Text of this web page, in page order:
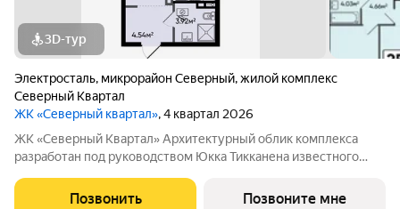
3D-тур
Электросталь, микрорайон Северный,жилой комплекс
Северный Квартал
ЖК «Северный квартал», 4 квартал 2026
ЖК «Северный Квартал» Архитектурный облик комплекса
разработан под руководством Юкка Тикканена известного
сочетании современного дизайна и северной эстетики. В
Позвонить Позвоните мне